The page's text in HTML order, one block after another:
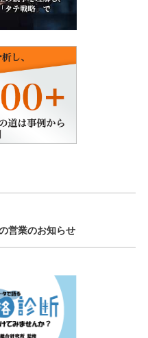
営業のお知らせ